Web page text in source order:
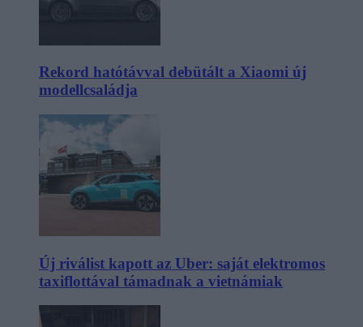
Rekord hatótávval debütált a Xiaomi új
modellcsaládja
Új riválist kapott az Uber: saját elektromos
taxiflottával támadnak a vietnámiak